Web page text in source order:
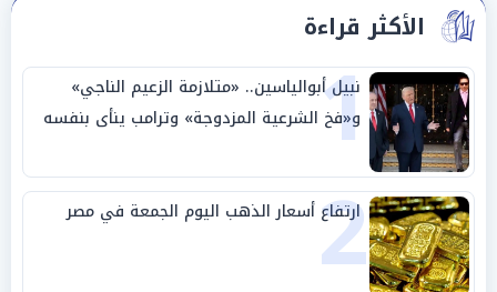
الأكثر قراءة
1
نبيل أبوالياسين.. «متلازمة الزعيم الناجي»
و«فخ الشرعية المزدوجة» وترامب ينأى بنفسه
وحليفه في «ميتم استراتيجي»
2
ارتفاع أسعار الذهب اليوم الجمعة في مصر